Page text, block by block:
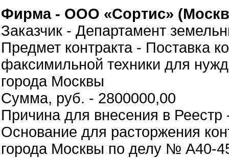
Фирма - ООО «Сортис»
Заказчик - Департамент
Предмет контракта - Поставка
факсимильной техники для
города Москвы
Сумма, руб. - 2800000,00
Причина для внесения в Реестр
Основание для расторжения
города Москвы по делу № А40-